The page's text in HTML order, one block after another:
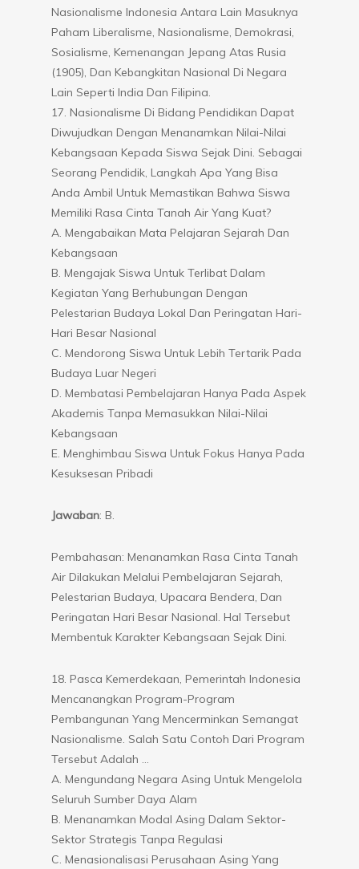
Nasionalisme Indonesia Antara Lain Masuknya
Paham Liberalisme, Nasionalisme, Demokrasi,
Sosialisme, Kemenangan Jepang Atas Rusia
(1905), Dan Kebangkitan Nasional Di Negara
Lain Seperti India Dan Filipina.
17. Nasionalisme Di Bidang Pendidikan Dapat
Diwujudkan Dengan Menanamkan Nilai-Nilai
Kebangsaan Kepada Siswa Sejak Dini. Sebagai
Seorang Pendidik, Langkah Apa Yang Bisa
Anda Ambil Untuk Memastikan Bahwa Siswa
Memiliki Rasa Cinta Tanah Air Yang Kuat?
A. Mengabaikan Mata Pelajaran Sejarah Dan
Kebangsaan
B. Mengajak Siswa Untuk Terlibat Dalam
Kegiatan Yang Berhubungan Dengan
Pelestarian Budaya Lokal Dan Peringatan Hari-
Hari Besar Nasional
C. Mendorong Siswa Untuk Lebih Tertarik Pada
Budaya Luar Negeri
D. Membatasi Pembelajaran Hanya Pada Aspek
Akademis Tanpa Memasukkan Nilai-Nilai
Kebangsaan
E. Menghimbau Siswa Untuk Fokus Hanya Pada
Kesuksesan Pribadi
Jawaban: B.
Pembahasan: Menanamkan Rasa Cinta Tanah
Air Dilakukan Melalui Pembelajaran Sejarah,
Pelestarian Budaya, Upacara Bendera, Dan
Peringatan Hari Besar Nasional. Hal Tersebut
Membentuk Karakter Kebangsaan Sejak Dini.
18. Pasca Kemerdekaan, Pemerintah Indonesia
Mencanangkan Program-Program
Pembangunan Yang Mencerminkan Semangat
Nasionalisme. Salah Satu Contoh Dari Program
Tersebut Adalah …
A. Mengundang Negara Asing Untuk Mengelola
Seluruh Sumber Daya Alam
B. Menanamkan Modal Asing Dalam Sektor-
Sektor Strategis Tanpa Regulasi
C. Menasionalisasi Perusahaan Asing Yang